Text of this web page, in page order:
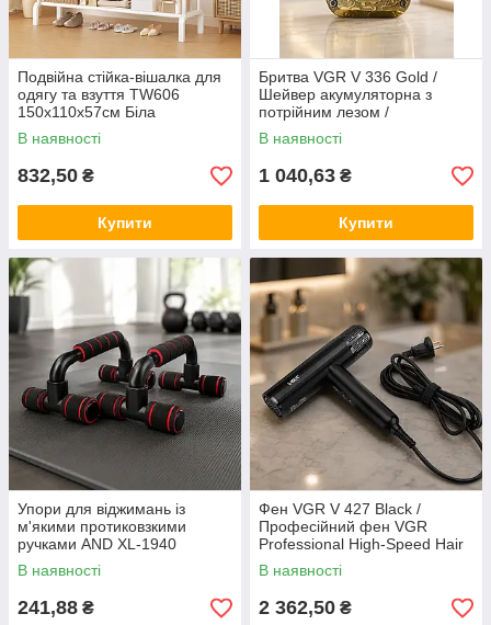
Подвійна стійка-вішалка для
одягу та взуття TW606
150х110х57см Біла
В наявності
832,50 ₴
Купити
Бритва VGR V 336 Gold /
Шейвер акумуляторна з
потрійним лезом /
Електробритва 8500 об/хв
В наявності
1 040,63 ₴
Купити
Упори для віджимань із
м'якими протиковзкими
ручками AND XL-1940
В наявності
241,88 ₴
Фен VGR V 427 Black /
Професійний фен VGR
Professional High-Speed Hair
Dryer Black
В наявності
2 362,50 ₴